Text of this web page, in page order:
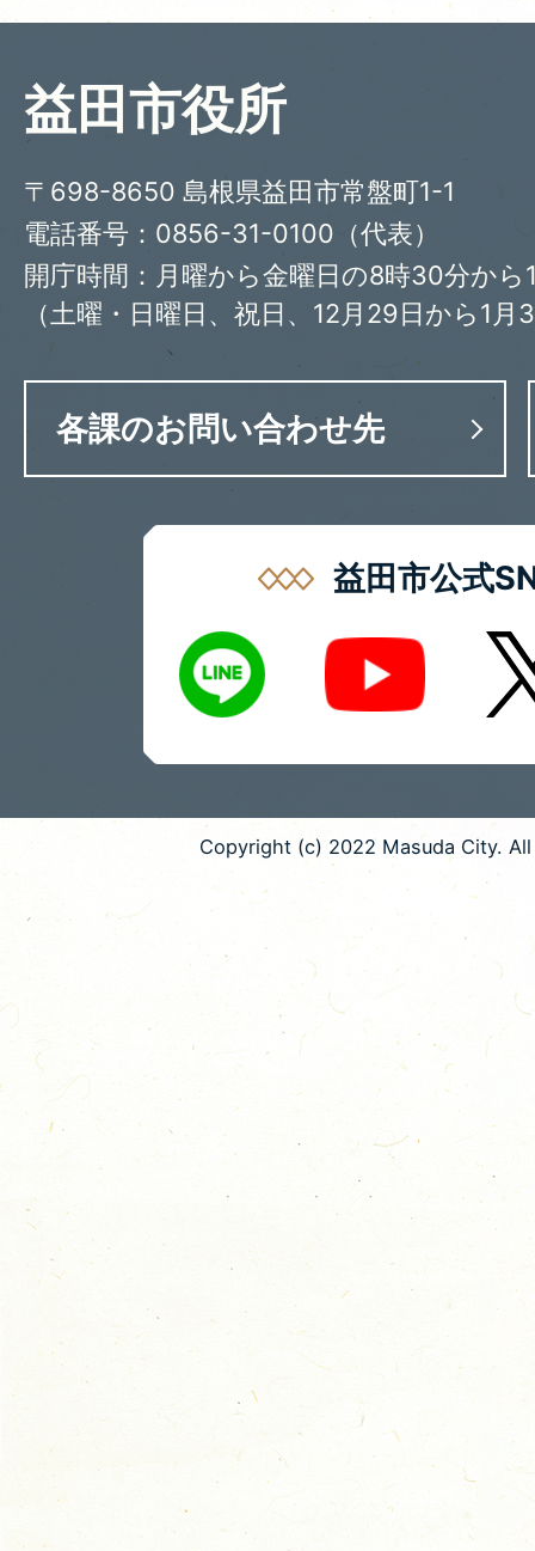
益田市役所
〒698-8650 島根県益田市常盤町1-1
電話番号：0856-31-0100（代表）
開庁時間：月曜から金曜日の8時30分から
（土曜・日曜日、祝日、12月29日から1月
各課のお問い合わせ先
益田市公式
LINE
Youtube X
Copyright (c) 2022 Masuda City.